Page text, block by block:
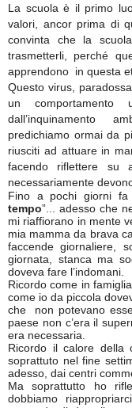
La scuola è il primo
valori, ancor prima di
convinta che la
trasmetterli, perché
apprendono in questa
Questo virus,
un
dall’inquinamento
predichiamo ormai da
riusciti ad attuare in
facendo riflettere su
necessariamente
Fino a pochi giorni
tempo”... adesso che
mi riaffiorano in mente
mia mamma da brava
faccende giornaliere,
giornata, stanca ma
doveva fare l’indomani.
Ricordo come in
come io da piccola
che non potevano
paese non c’era il
era necessaria.
Ricordo il calore della
soprattuto nel fine
adesso, dai centri
Ma soprattutto ho
dobbiamo